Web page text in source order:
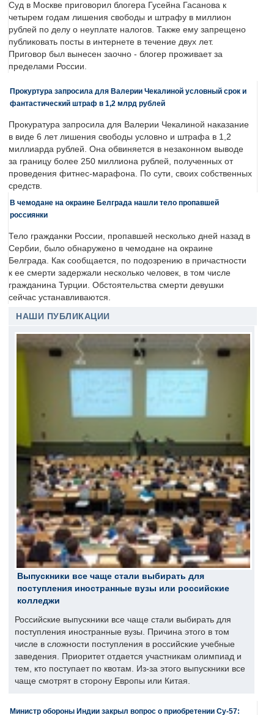
Суд в Москве приговорил блогера Гусейна Гасанова к
четырем годам лишения свободы и штрафу в миллион
рублей по делу о неуплате налогов. Также ему запрещено
публиковать посты в интернете в течение двух лет.
Приговор был вынесен заочно - блогер проживает за
пределами России.
Прокуртура запросила для Валерии Чекалиной условный срок и
фантастический штраф в 1,2 млрд рублей
Прокуратура запросила для Валерии Чекалиной наказание
в виде 6 лет лишения свободы условно и штрафа в 1,2
миллиарда рублей. Она обвиняется в незаконном выводе
за границу более 250 миллиона рублей, полученных от
проведения фитнес-марафона. По сути, своих собственных
средств.
В чемодане на окраине Белграда нашли тело пропавшей
россиянки
Тело гражданки России, пропавшей несколько дней назад в
Сербии, было обнаружено в чемодане на окраине
Белграда. Как сообщается, по подозрению в причастности
к ее смерти задержали несколько человек, в том числе
гражданина Турции. Обстоятельства смерти девушки
сейчас устанавливаются.
НАШИ ПУБЛИКАЦИИ
Выпускники все чаще стали выбирать для
поступления иностранные вузы или российские
колледжи
Российские выпускники все чаще стали выбирать для
поступления иностранные вузы. Причина этого в том
числе в сложности поступления в российские учебные
заведения. Приоритет отдается участникам олимпиад и
тем, кто поступает по квотам. Из-за этого выпускники все
чаще смотрят в сторону Европы или Китая.
Министр обороны Индии закрыл вопрос о приобретении Су-57: